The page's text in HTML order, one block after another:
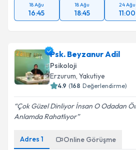
18 Ağu
16:45
18 Ağu
18:45
24 Ağu
11:00
Psk. Beyzanur Adil
Psikoloji
Erzurum, Yakutiye
4.9 (168 Değerlendirme)
Çok Güzel Dinliyor İnsan O Odadan
Anlamda Rahatlıyor
Adres 1 Online Görüşme